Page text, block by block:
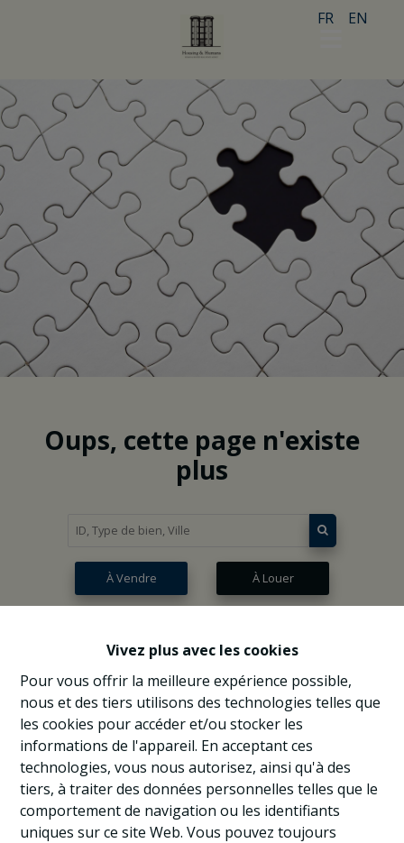
Vivez plus avec les cookies
Pour vous offrir la meilleure expérience possible,
nous et des tiers utilisons des technologies telles que
les cookies pour accéder et/ou stocker les
informations de l'appareil. En acceptant ces
technologies, vous nous autorisez, ainsi qu'à des
tiers, à traiter des données personnelles telles que le
comportement de navigation ou les identifiants
uniques sur ce site Web. Vous pouvez toujours
FR EN
Oups, cette page n'existe
plus
À Vendre À Louer